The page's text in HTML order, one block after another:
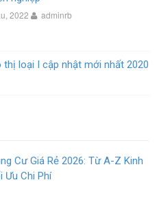
2022 adminrb
loại I cập nhật mới nhất 2020
Cư Giá Rẻ 2026: Từ A-Z Kinh
Ưu Chi Phí